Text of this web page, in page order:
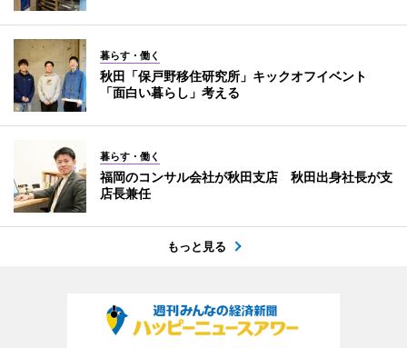
暮らす・働く
秋田「保戸野移住研究所」キックオフイベント
「面白い暮らし」考える
暮らす・働く
福岡のコンサル会社が秋田支店 秋田出身社長が支
店長兼任
もっと見る